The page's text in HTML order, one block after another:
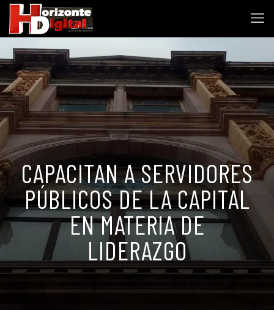
CAPACITAN A SERVIDORES
PÚBLICOS DE LA CAPITAL
EN MATERIA DE
LIDERAZGO